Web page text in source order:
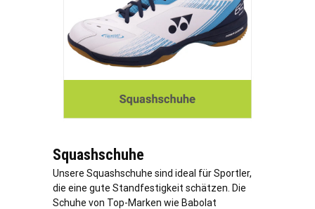
Squashschuhe
Unsere Squashschuhe sind ideal für Sportler,
die eine gute Standfestigkeit schätzen. Die
Schuhe von Top-Marken wie Babolat